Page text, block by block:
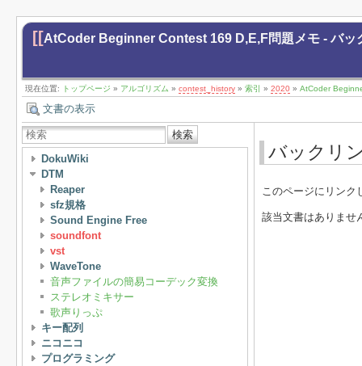
[[AtCoder Beginner Contest 169 D,E,F問題メモ - バッ
現在位置: トップページ » アルゴリズム » contest_history » 索引 » 2020 » AtCoder
文書の表示
検索
DokuWiki
DTM
Reaper
sfz規格
Sound Engine Free
soundfont
vst
WaveTone
音声ファイルの簡易コーデック変換
ステレオミキサー
歌声りっぷ
キー配列
ニコニコ
プログラミング
バックリ
このページにリンク
該当文書はありませ